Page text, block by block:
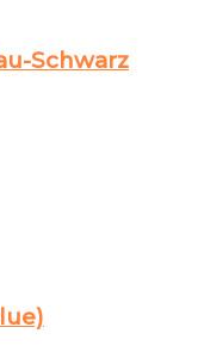
Schwarz